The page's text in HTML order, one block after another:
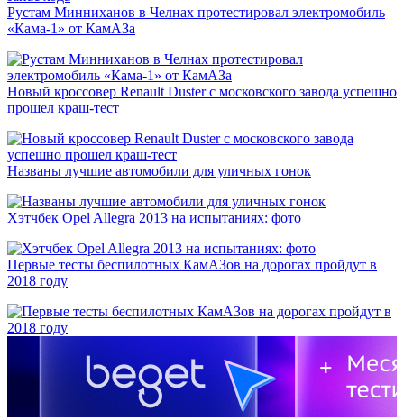
Рустам Минниханов в Челнах протестировал электромобиль
«Кама-1» от КамАЗа
Новый кроссовер Renault Duster с московского завода успешно
прошел краш-тест
Названы лучшие автомобили для уличных гонок
Хэтчбек Opel Allegra 2013 на испытаниях: фото
Первые тесты беспилотных КамАЗов на дорогах пройдут в
2018 году